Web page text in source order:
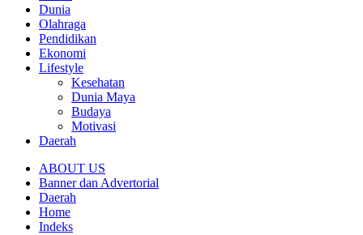
Dunia
Olahraga
Pendidikan
Ekonomi
Lifestyle
Kesehatan
Dunia Maya
Budaya
Motivasi
Daerah
ABOUT US
Banner dan Advertorial
Daerah
Home
Indeks